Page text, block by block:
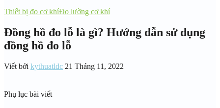
Thiết bị đo cơ khíĐo lường cơ khí
Đồng hồ đo lỗ là gì? Hướng dẫn sử dụng
đồng hồ đo lỗ
Viết bởi kythuatldc 21 Tháng 11, 2022
Phụ lục bài viết